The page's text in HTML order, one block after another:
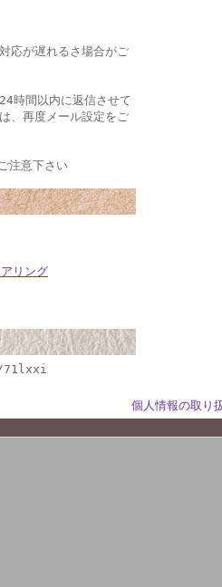
応が遅れるさ場合がご
時間以内に返信させて
、再度メール設定をご
注意下さい
リング
71lxxi
個人情報の取り